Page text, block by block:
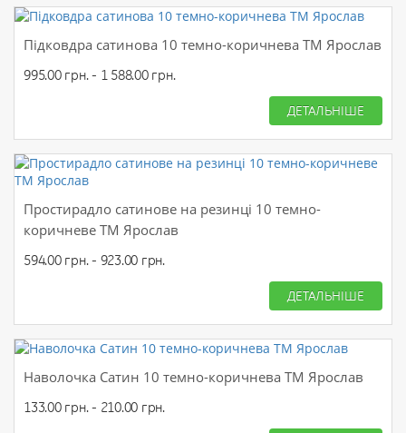
Підковдра сатинова 10 темно-коричнева ТМ Ярослав
995.00 грн. - 1 588.00 грн.
ДЕТАЛЬНІШЕ
Простирадло сатинове на резинці 10 темно-
коричневе ТМ Ярослав
594.00 грн. - 923.00 грн.
ДЕТАЛЬНІШЕ
Наволочка Сатин 10 темно-коричнева ТМ Ярослав
133.00 грн. - 210.00 грн.